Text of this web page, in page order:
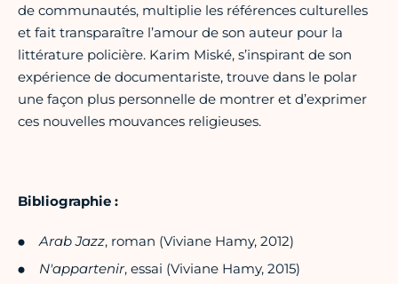
de communautés, multiplie les références culturelles
et fait transparaître l’amour de son auteur pour la
littérature policière. Karim Miské, s’inspirant de son
expérience de documentariste, trouve dans le polar
une façon plus personnelle de montrer et d’exprimer
ces nouvelles mouvances religieuses.
Bibliographie :
Arab Jazz, roman (Viviane Hamy, 2012)
N'appartenir, essai (Viviane Hamy, 2015)